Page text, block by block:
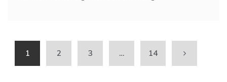
1 2 3 … 14